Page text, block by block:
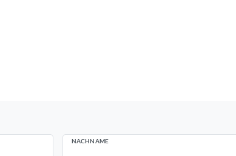
NACHNAME